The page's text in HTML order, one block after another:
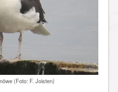
(Foto: F. Joisten)